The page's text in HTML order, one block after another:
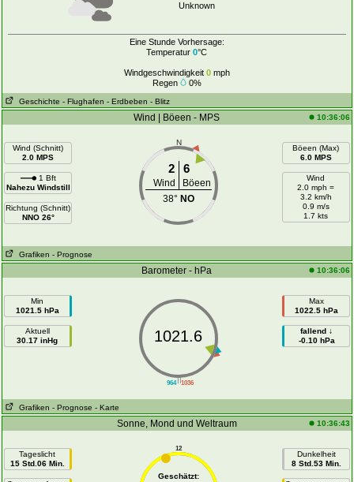
Unknown
Eine Stunde Vorhersage:
Temperatur0°C
Windgeschwindigkeit 0mph
Regen
0%
Geschichte - Flughafen - Erdbeben - Blitz
Wind | Böeen - MPS 10:36:06
Wind (Schnitt)
2.0 MPS
1 Bft
Nahezu Windstill
Richtung (Schnitt)
NNO 26°
N
2 6
Wind
Böeen
38° NO
Böeen (Max)
6.0 MPS
Wind
2.0 mph =
3.2 km/h
0.9 m/s
1.7 kts
Grafiken - Prognose
Barometer - hPa 10:36:06
Min
1021.5 hPa
Aktuell
30.17 inHg
||
964 1036
1021.6
Max
1022.5 hPa
fallend ↓
-0.10 hPa
Grafiken - Prognose - Karte
Sonne, Mond und Weltraum 10:36:43
Tageslicht
15 Std.06 Min.
12
Geschätzt:
Dunkelheit
8 Std.53 Min.